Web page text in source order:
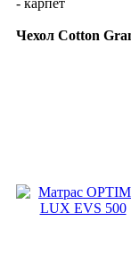
- карпет
Чехол Cotton